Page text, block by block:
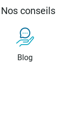
Nos conseils
Blog